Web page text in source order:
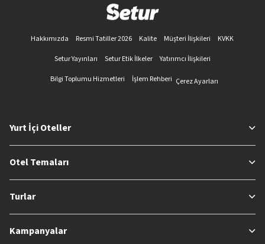
Hakkımızda Resmi Tatiller 2026 Kalite Müşteri İlişkileri
KVKK
Setur Yayınları
Setur Etik İlkeler
Yatırımcı İlişkileri
Bilgi Toplumu Hizmetleri
İşlem Rehberi Çerez Ayarları
Yurt İçi Oteller
Otel Temaları
Turlar
Kampanyalar